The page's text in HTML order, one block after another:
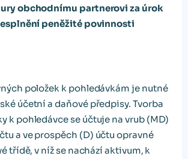
obchodnímu partnerovi za úrok
peněžité povinnosti
položek k pohledávkám je nutné
účetní a daňové předpisy. Tvorba
k pohledávce se účtuje na vrub (MD)
a ve prospěch (D) účtu opravné
třídě, v níž se nachází aktivum, k